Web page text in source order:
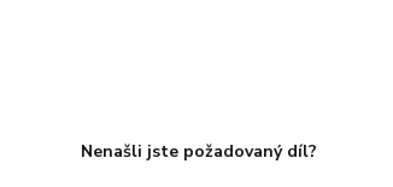
Nenašli jste požadovaný díl?